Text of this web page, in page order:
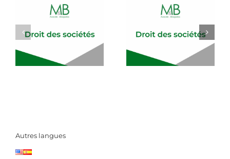
Autres langues